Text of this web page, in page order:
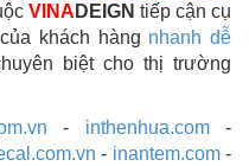
VINA DEIGN tiếp cận cụ
khách hàng nhanh dễ
biệt cho thị trường
- inthenhua.com-
- inantem.com-